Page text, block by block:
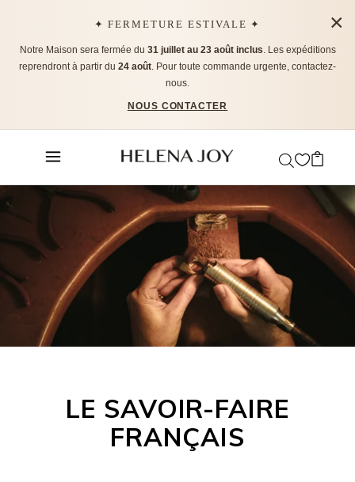
✦ FERMETURE ESTIVALE ✦
Notre Maison sera fermée du 31 juillet au 23 août inclus. Les expéditions
reprendront à partir du 24 août. Pour toute commande urgente, contactez-
nous.
NOUS CONTACTER
×
LE SAVOIR-FAIRE
FRANÇAIS